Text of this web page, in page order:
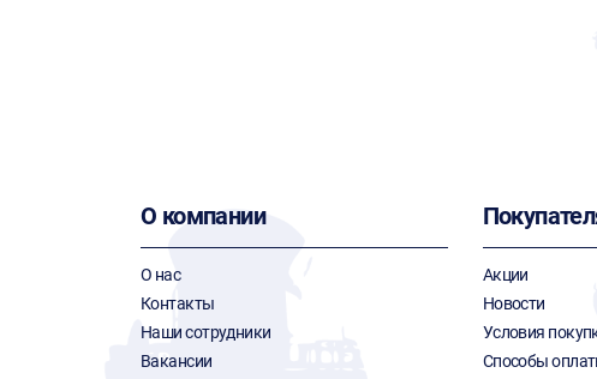
О компании
О нас
Контакты
Наши сотрудники
Вакансии
Акции
Новости
Условия
Способы